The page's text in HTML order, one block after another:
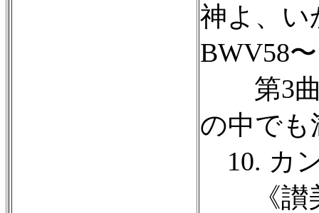
神よ、い
BWV58〜
第3曲
の中でも
10. カ
《讃美